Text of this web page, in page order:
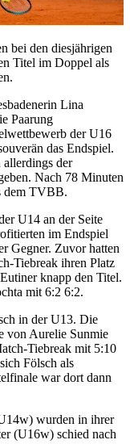
bei den diesjährigen
Titel im Doppel als
Lina
Paarung
der U16
das Endspiel.
der
Nach 78 Minuten
dem TVBB.
U14 an der Seite
im Endspiel
Gegner. Zuvor hatten
Tiebreak ihren Platz
knapp den Titel.
mit 6:2 6:2.
in der U13. Die
von Aurelie Sunmie
Tiebreak mit 5:10
Fölsch als
war dort dann
wurden in ihrer
(U16w) schied nach